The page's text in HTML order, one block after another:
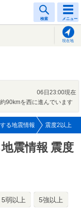
検索 メニュー
現在地
06日23:00現在
90kmを西に進んでいます
る地震情報 震度2以上
震情報 震度
5弱以上 5強以上